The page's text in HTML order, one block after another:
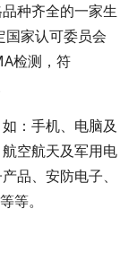
种齐全的一家生
国家认可委员会
检测，符
：手机、电脑及
空航天及军用电
品、安防电子、
等。